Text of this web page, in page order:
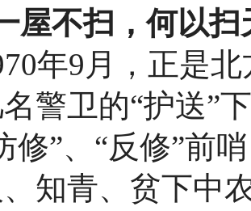
屋不扫，何以扫
9月，正是北
警卫的“护送”
修”、“反修”前
知青、贫下中